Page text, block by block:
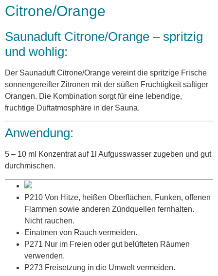
Citrone/Orange
Saunaduft Citrone/Orange – spritzig
und wohlig:
Der Saunaduft Citrone/Orange vereint die spritzige Frische
sonnengereifter Zitronen mit der süßen Fruchtigkeit saftiger
Orangen. Die Kombination sorgt für eine lebendige,
fruchtige Duftatmosphäre in der Sauna.
Anwendung:
5 – 10 ml Konzentrat auf 1l Aufgusswasser zugeben und gut
durchmischen.
P210 Von Hitze, heißen Oberflächen, Funken, offenen
Flammen sowie anderen Zündquellen fernhalten.
Nicht rauchen.
Einatmen von Rauch vermeiden.
P271 Nur im Freien oder gut belüfteten Räumen
verwenden.
P273 Freisetzung in die Umwelt vermeiden.